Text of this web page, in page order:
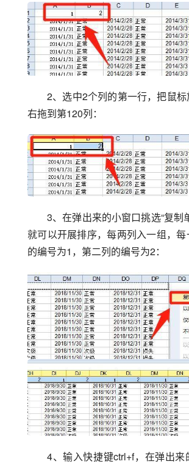
2、选中2个列的第一行，把鼠
右拖到第120列：
3、在弹出来的小窗口挑选“复制
就可以开展排序，每两列入一组，
的编号为1，第二列的编号为2：
4、输入快捷键ctrl+f，在弹出